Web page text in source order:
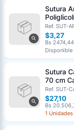
Sutura
aguja
Und
Ref. SUT-
$3,27
Bs 2474,44
Disponible
Sutura
70 cm
de 1/2
Ref. SUT-
$27,10
Bs
1